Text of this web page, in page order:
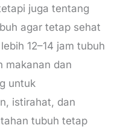
juga tentang
agar tetap sehat
12–14 jam tubuh
makanan dan
untuk
istirahat, dan
tubuh tetap